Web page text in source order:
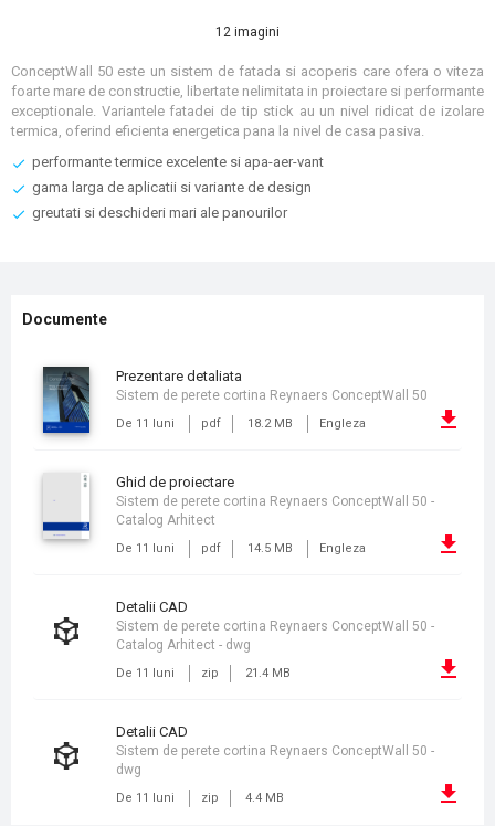
12 imagini
ConceptWall 50 este un sistem de fatada si acoperis care ofera o viteza
foarte mare de constructie, libertate nelimitata in proiectare si performante
exceptionale. Variantele fatadei de tip stick au un nivel ridicat de izolare
termica, oferind eficienta energetica pana la nivel de casa pasiva.
performante termice excelente si apa-aer-vant
gama larga de aplicatii si variante de design
greutati si deschideri mari ale panourilor
Documente
prezentare detaliata
De 11 luni pdf 18.2 MB Engleza
Sistem de perete cortina Reynaers ConceptWall 50
ghid de proiectare
De 11 luni pdf 14.5 MB Engleza
Sistem de perete cortina Reynaers ConceptWall 50 -
Catalog Arhitect
detalii CAD
De 11 luni zip 21.4 MB
Sistem de perete cortina Reynaers ConceptWall 50 -
Catalog Arhitect - dwg
detalii CAD
De 11 luni zip 4.4 MB
Sistem de perete cortina Reynaers ConceptWall 50 -
dwg